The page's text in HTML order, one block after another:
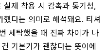
제 착용 시 감촉과 통기성,
다는 의미로 해석돼요. 티셔
세탁했을 때 진짜 차이가 나
기본기가 괜찮다는 뜻이에